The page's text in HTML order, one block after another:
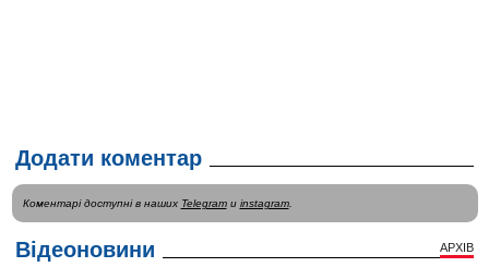
Додати коментар
Коментарі доступні в наших Telegramи instagram.
Відеоновини АРХІВ